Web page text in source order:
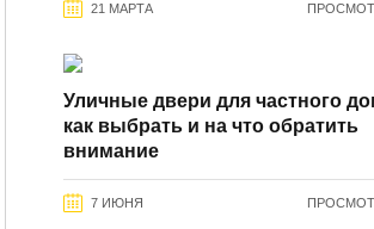
21 МАРТА
Уличные двери для частного
как выбрать и на что обратить
внимание
7 ИЮНЯ